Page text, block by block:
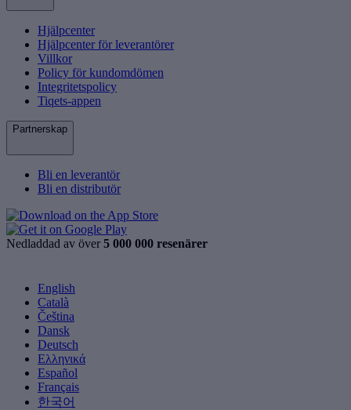
Hjälpcenter
Hjälpcenter för leverantörer
Villkor
Policy för kundomdömen
Integritetspolicy
Tiqets-appen
Partnerskap
Bli en leverantör
Bli en distributör
Nedladdad av över 5 000 000 resenärer
English
Català
Čeština
Dansk
Deutsch
Ελληνικά
Español
Français
한국어